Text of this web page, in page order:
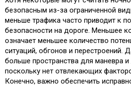
безопасным из-за ограниченной
меньше трафика часто приводит к
безопасности на дороге. Меньшее
означает меньшее количество
ситуаций, обгонов и перестроений.
больше пространства для маневра
поскольку нет отвлекающих
Конечно, важно обеспечить